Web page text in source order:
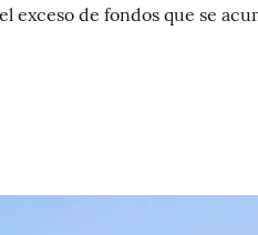
exceso de fondos que se